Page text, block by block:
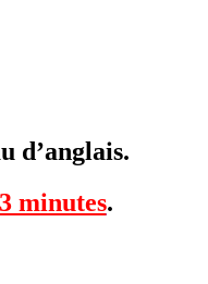
d’anglais.
3 minutes.